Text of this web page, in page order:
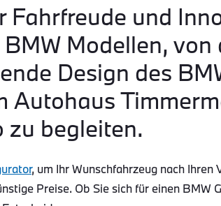
Fahrfreude und
Modellen,
Design des
Autohaus
zu begleiten.
, um Ihr Wunschfahrzeug nach
Preise. Ob Sie sich für einen